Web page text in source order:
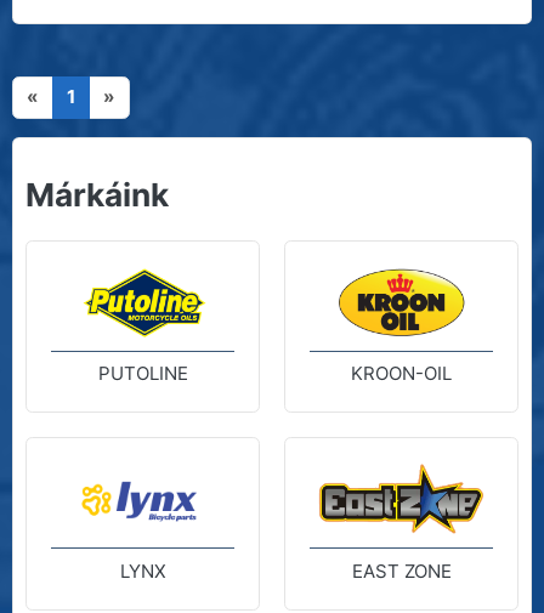
« 1 »
Márkáink
PUTOLINE KROON-OIL
LYNX EAST ZONE